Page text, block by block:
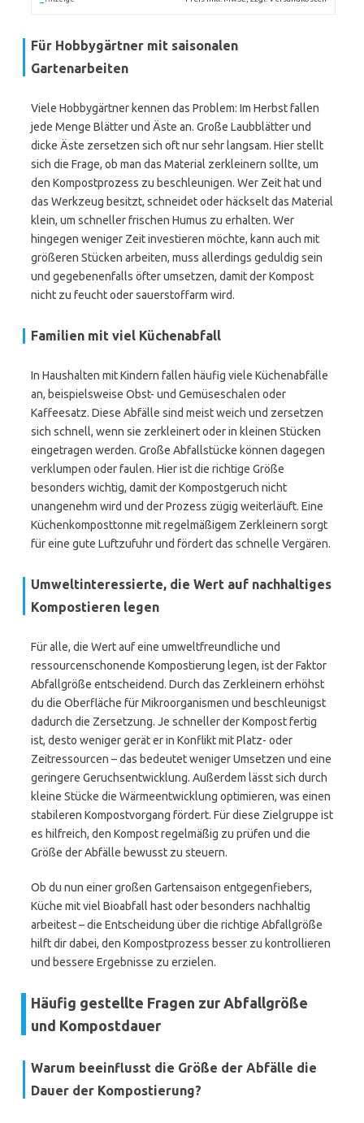
Für Hobbygärtner mit saisonalen
Gartenarbeiten
Viele Hobbygärtner kennen das Problem: Im Herbst fallen
jede Menge Blätter und Äste an. Große Laubblätter und
dicke Äste zersetzen sich oft nur sehr langsam. Hier stellt
sich die Frage, ob man das Material zerkleinern sollte, um
den Kompostprozess zu beschleunigen. Wer Zeit hat und
das Werkzeug besitzt, schneidet oder häckselt das Material
klein, um schneller frischen Humus zu erhalten. Wer
hingegen weniger Zeit investieren möchte, kann auch mit
größeren Stücken arbeiten, muss allerdings geduldig sein
und gegebenenfalls öfter umsetzen, damit der Kompost
nicht zu feucht oder sauerstoffarm wird.
Familien mit viel Küchenabfall
In Haushalten mit Kindern fallen häufig viele Küchenabfälle
an, beispielsweise Obst- und Gemüseschalen oder
Kaffeesatz. Diese Abfälle sind meist weich und zersetzen
sich schnell, wenn sie zerkleinert oder in kleinen Stücken
eingetragen werden. Große Abfallstücke können dagegen
verklumpen oder faulen. Hier ist die richtige Größe
besonders wichtig, damit der Kompostgeruch nicht
unangenehm wird und der Prozess zügig weiterläuft. Eine
Küchenkomposttonne mit regelmäßigem Zerkleinern sorgt
für eine gute Luftzufuhr und fördert das schnelle Vergären.
Umweltinteressierte, die Wert auf nachhaltiges
Kompostieren legen
Für alle, die Wert auf eine umweltfreundliche und
ressourcenschonende Kompostierung legen, ist der Faktor
Abfallgröße entscheidend. Durch das Zerkleinern erhöhst
du die Oberfläche für Mikroorganismen und beschleunigst
dadurch die Zersetzung. Je schneller der Kompost fertig
ist, desto weniger gerät er in Konflikt mit Platz- oder
Zeitressourcen – das bedeutet weniger Umsetzen und eine
geringere Geruchsentwicklung. Außerdem lässt sich durch
kleine Stücke die Wärmeentwicklung optimieren, was einen
stabileren Kompostvorgang fördert. Für diese Zielgruppe ist
es hilfreich, den Kompost regelmäßig zu prüfen und die
Größe der Abfälle bewusst zu steuern.
Ob du nun einer großen Gartensaison entgegenfiebers,
Küche mit viel Bioabfall hast oder besonders nachhaltig
arbeitest – die Entscheidung über die richtige Abfallgröße
hilft dir dabei, den Kompostprozess besser zu kontrollieren
und bessere Ergebnisse zu erzielen.
Häufig gestellte Fragen zur Abfallgröße
und Kompostdauer
Warum beeinflusst die Größe der Abfälle die
Dauer der Kompostierung?